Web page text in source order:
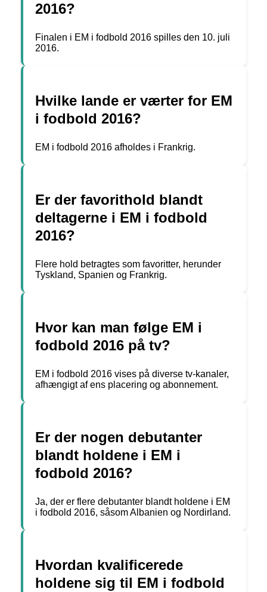
2016?
Finalen i EM i fodbold 2016 spilles den 10. juli
2016.
Hvilke lande er værter for EM
i fodbold 2016?
EM i fodbold 2016 afholdes i Frankrig.
Er der favorithold blandt
deltagerne i EM i fodbold
2016?
Flere hold betragtes som favoritter, herunder
Tyskland, Spanien og Frankrig.
Hvor kan man følge EM i
fodbold 2016 på tv?
EM i fodbold 2016 vises på diverse tv-kanaler,
afhængigt af ens placering og abonnement.
Er der nogen debutanter
blandt holdene i EM i
fodbold 2016?
Ja, der er flere debutanter blandt holdene i EM
i fodbold 2016, såsom Albanien og Nordirland.
Hvordan kvalificerede
holdene sig til EM i fodbold